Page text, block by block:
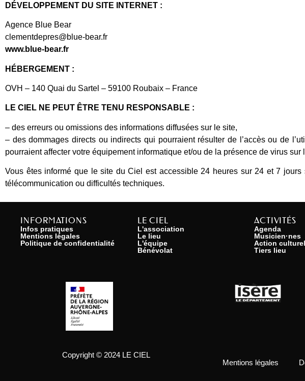
DÉVELOPPEMENT DU SITE INTERNET :
Agence Blue Bear
clementdepres@blue-bear.fr
www.blue-bear.fr
HÉBERGEMENT :
OVH – 140 Quai du Sartel – 59100 Roubaix – France
LE CIEL NE PEUT ÊTRE TENU RESPONSABLE :
– des erreurs ou omissions des informations diffusées sur le site,
– des dommages directs ou indirects qui pourraient résulter de l’accès ou de
pourraient affecter votre équipement informatique et/ou de la présence de virus sur
Vous êtes informé que le site du Ciel est accessible 24 heures sur 24 et 7
télécommunication ou difficultés techniques.
INFORMATIONS
Infos pratiques
Mentions légales
Politique de confidentialité
LE CIEL
L'association
Le lieu
L'équipe
Bénévolat
ACTIVITÉS
Agenda
Musicien·nes
Action
Tiers lieu
Copyright © 2024 LE CIEL
Mentions légales